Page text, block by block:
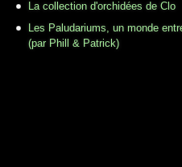
La collection d'orchidées de Clo
Les Paludariums, un monde
(par Phill & Patrick)